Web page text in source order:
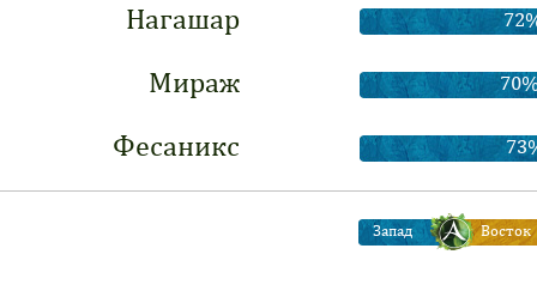
Нагашар
Мираж
Фесаникс
Восток
Запад